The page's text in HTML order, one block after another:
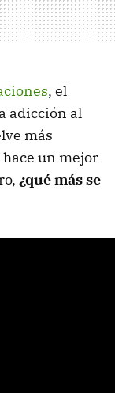
, el
adicción al
más
un mejor
¿qué más se